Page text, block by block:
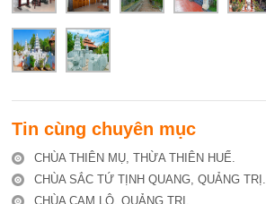
Tin cùng chuyên mục
CHÙA THIÊN MỤ, THỪA THIÊN HUẾ.
CHÙA SẮC TỨ TỊNH QUANG, QUẢNG TRỊ.
CHÙA CAM LỘ, QUẢNG TRỊ.